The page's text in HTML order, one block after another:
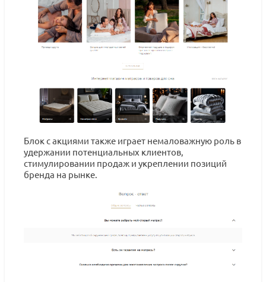
Блок с акциями также играет немаловажную роль в
удержании потенциальных клиентов,
стимулировании продаж и укреплении позиций
бренда на рынке.